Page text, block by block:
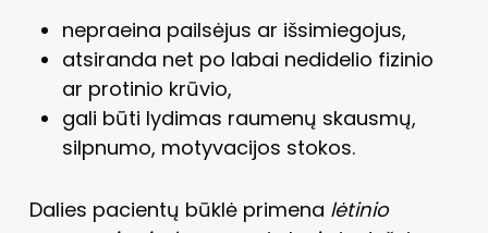
nepraeina pailsėjus ar išsimiegojus,
atsiranda net po labai nedidelio fizinio
ar protinio krūvio,
gali būti lydimas raumenų skausmų,
silpnumo, motyvacijos stokos.
Dalies pacientų būklė primena lėtinio